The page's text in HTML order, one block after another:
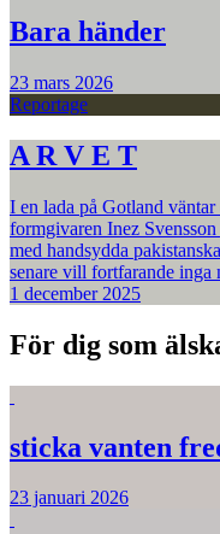
Bara händer
23 mars 2026
Reportage
A R V E T
I en lada på Gotland
formgivaren Inez
med handsydda
senare vill fortfarande inga
1 december 2025
För dig som
sticka vanten
23 januari 2026